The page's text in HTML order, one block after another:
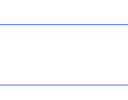
วนตัวทันที โดยไม่ต้องลงทะ
าไม่ติดตามหรือจัดเก็บกิจก